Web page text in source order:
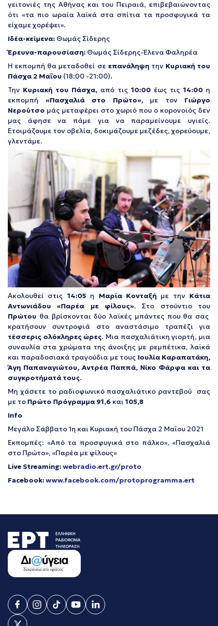
γειτονιές της Αθήνας και του Πειραιά, επιβεβαιώνοντας
ότι «τα πιο ωραία λαϊκά στα σπίτια τα προσφυγικά τα
είχαμε χορέψει».
Ιδέα-κείμενα: Θωμάς Σίδερης
Έρευνα-παρουσίαση: Θωμάς Σίδερης-Έλενα Φαληρέα
Η εκπομπή θα μεταδοθεί σε επανάληψητην Κυριακή του
Πάσχα 2 Μαΐου (18:00 -21:00).
Την Κυριακή του Πάσχα, από τις 10:00έως τις 14:00 η
εκπομπή «Πασχαλιά στο Πρώτο»,με τον Γιώργο
Νερούτσο μάς μεταφέρει στο χωριό που ο κορονοϊός δεν
μας άφησε να πάμε για να παραμείνουμε υγιείς.
Ετοιμάζουμε τον οβελία, δοκιμάζουμε μεζέδες, χορεύουμε,
γλεντάμε.
Ακολουθεί στις 14:05η Μαρία Κονταξήμε την Κάτια
Αντωνιάδου
«Παρέα με φίλους». Στο στούντιο του
Πρώτου θα βρίσκονται δύο λαϊκές μπάντες που θα σας
κρατήσουν συντροφιά στο αναστάσιμο τραπέζι για
τέσσερις ολόκληρες ώρες. Μια πασχαλιάτικη γιορτή, μια
συναυλία στα χρώματα της άνοιξης με ρεμπέτικα, λαϊκά
και παραδοσιακά τραγούδια με τους Ιουλία Καραπατάκη,
Άγη Παπαναγιώτου, Αντρέα Παππά, Νίκο Φάρφα και τα
συγκροτήματά τους.
Μη χάσετε το ραδιοφωνικό πασχαλιάτικο ραντεβού σας
με το Πρώτο Πρόγραμμα 91,6 και105,8
Info
Μεγάλο Σάββατο 1η και Κυριακή του Πάσχα 2 Μαΐου 2021
Εκπομπές: «Από τα προσφυγικά στο πάλκο», «Πασχαλιά
στο Πρώτο», «Παρέα με φίλους»
Live Streaming:webradio.ert.gr/proto
Facebook:www.facebook.com/protoprogramma.ert